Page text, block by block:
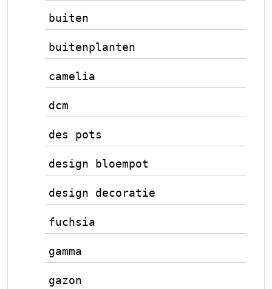
buiten
buitenplanten
camelia
dcm
des pots
design bloempot
design decoratie
fuchsia
gamma
gazon